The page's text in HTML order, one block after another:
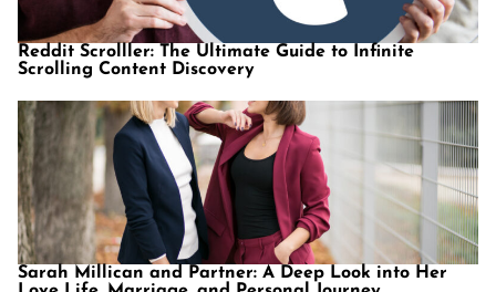
Reddit Scrolller: The Ultimate Guide to Infinite
Scrolling Content Discovery
Sarah Millican and Partner: A Deep Look into Her